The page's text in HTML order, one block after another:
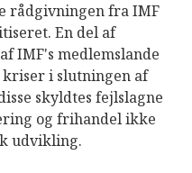
rådgivningen fra IMF
En del af
IMF's medlemslande
kriser i slutningen af
skyldtes fejlslagne
og frihandel ikke
udvikling.